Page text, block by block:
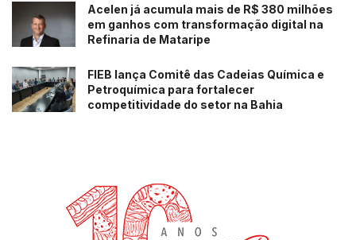
Acelen já acumula mais de R$ 380 milhões
em ganhos com transformação digital na
Refinaria de Mataripe
FIEB lança Comitê das Cadeias Química e
Petroquímica para fortalecer
competitividade do setor na Bahia